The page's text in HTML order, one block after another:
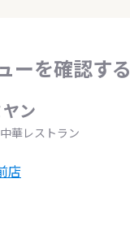
ーを確認する
ン
華レストラン
店